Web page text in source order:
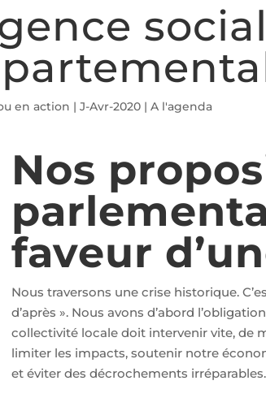
en action |J-Avr-2020 |A l'agenda
Nos
faveur
Nous traversons une crise historique.
d’après ». Nous avons d’abord
collectivité locale doit intervenir vite, de
limiter les impacts, soutenir notre
et éviter des décrochements irréparables.